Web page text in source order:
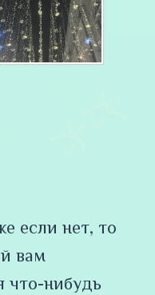
если нет, то
вам
что-нибудь